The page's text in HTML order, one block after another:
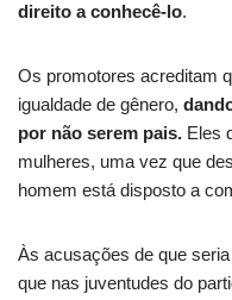
direito a conhecê-lo.
Os promotores acreditam
igualdade de gênero,
por não serem pais. Eles
mulheres, uma vez que
homem está disposto a
Às acusações de que
que nas juventudes do